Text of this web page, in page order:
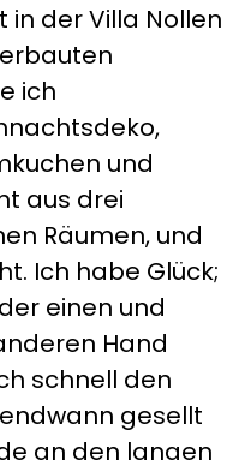
in der Villa Nollen
ich
und
aus drei
Räumen, und
Ich habe Glück;
einen und
Hand
schnell den
gesellt
an den langen